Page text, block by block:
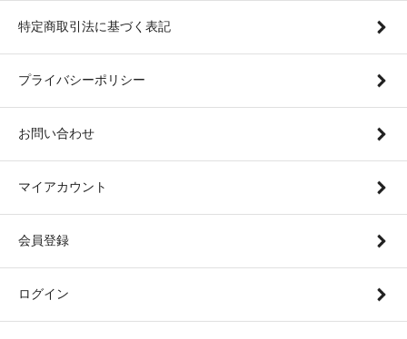
特定商取引法に基づく表記
プライバシーポリシー
お問い合わせ
マイアカウント
会員登録
ログイン